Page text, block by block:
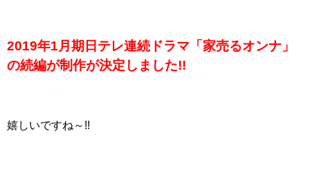
2019年1月期日テレ連続ドラマ「家売るオンナ」
の続編が制作が決定しました!!
嬉しいですね～!!